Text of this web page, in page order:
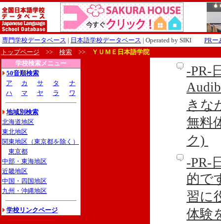
専門学校データベース | 日本語学校データベース | Operated by SIKI PRー
トップページ >> 検索 >>
ＹＵＭＥ日本語学院
学校検索メニュー
50音順検索
ア
カ サ タ
ナ
ハ
マ ヤ ラ ワ
地域別検索
北海道地区
東北地区
関東地区（東京都を除く）
東京都
中部・東海地区
近畿地区
中国・四国地区
九州・沖縄地区
学校リンクページ
-PR-
きな
無料
ク)
-PR-
的で
習に
体験